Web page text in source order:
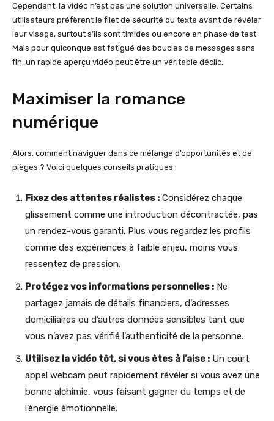
Cependant, la vidéo n’est pas une solution universelle. Certains
utilisateurs préfèrent le filet de sécurité du texte avant de révéler
leur visage, surtout s’ils sont timides ou encore en phase de test.
Mais pour quiconque est fatigué des boucles de messages sans
fin, un rapide aperçu vidéo peut être un véritable déclic.
Maximiser la romance
numérique
Alors, comment naviguer dans ce mélange d’opportunités et de
pièges ? Voici quelques conseils pratiques :
Fixez des attentes réalistes : Considérez chaque
glissement comme une introduction décontractée, pas
un rendez-vous garanti. Plus vous regardez les profils
comme des expériences à faible enjeu, moins vous
ressentez de pression.
Protégez vos informations personnelles : Ne
partagez jamais de détails financiers, d’adresses
domiciliaires ou d’autres données sensibles tant que
vous n’avez pas vérifié l’authenticité de la personne.
Utilisez la vidéo tôt, si vous êtes à l’aise : Un court
appel webcam peut rapidement révéler si vous avez une
bonne alchimie, vous faisant gagner du temps et de
l’énergie émotionnelle.